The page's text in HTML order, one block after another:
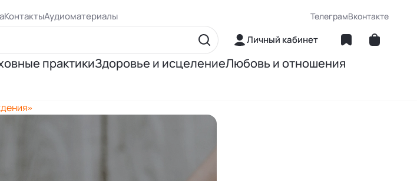
КонтактыАудиоматериалы ТелеграмВконтакте
Личный кабинет
практикиЗдоровье и исцелениеЛюбовь и отношения